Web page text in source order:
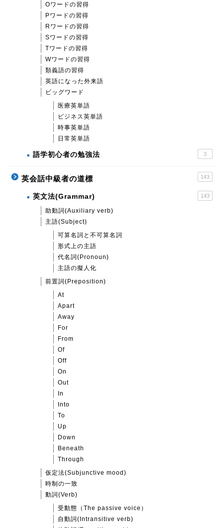
Oワードの習得
Pワードの習得
Rワードの習得
Sワードの習得
Tワードの習得
Wワードの習得
類義語の習得
英語になった外来語
ビッグワード
医療英単語
ビジネス英単語
時事英単語
日常英単語
語学初心者の勉強法 3
英会話中級者の道標 143
英文法(Grammar) 143
助動詞(Auxiliary verb)
主語(Subject)
可算名詞と不可算名詞
形式上の主語
代名詞(Pronoun)
主語の擬人化
前置詞(Preposition)
At
Apart
Away
For
From
Of
Off
On
Out
In
Into
To
Up
Down
Beneath
Through
仮定法(Subjunctive mood)
時制の一致
動詞(Verb)
受動態（The passive voice）
自動詞(Intransitive verb)